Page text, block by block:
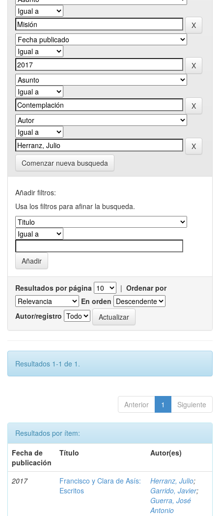
Comenzar nueva busqueda
Añadir filtros:
Usa los filtros para afinar la busqueda.
Resultados por página | Ordenar por
En orden
Autor/registro
Resultados 1-1 de 1.
Anterior 1 Siguiente
Resultados por ítem:
Fecha de
publicación
Título Autor(es)
2017
Francisco y Clara de Asís:
Escritos
Herranz, Julio;
Garrido, Javier;
Guerra, José
Antonio